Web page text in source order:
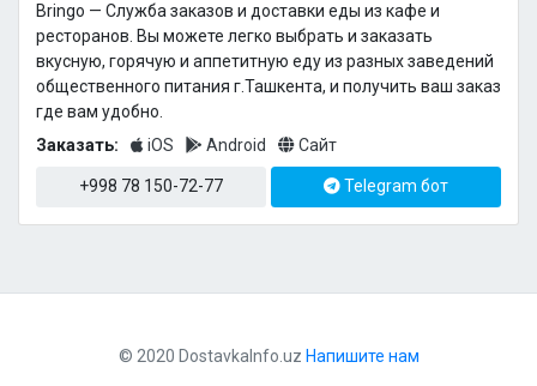
Bringo — Cлужба заказов и доставки еды из кафе и
ресторанов. Вы можете легко выбрать и заказать
вкусную, горячую и аппетитную еду из разных заведений
общественного питания г.Ташкента, и получить ваш заказ
где вам удобно.
Заказать:
iOS Android Сайт
+998 78 150-72-77 Telegram бот
© 2020 DostavkaInfo.uz Напишите нам